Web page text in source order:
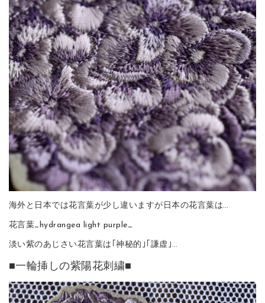
海外と日本では花言葉が少し違いますが日本の花言葉は…
花言葉_hydrangea light purple_
淡い紫のあじさい花言葉は｢神秘的｣｢謙虚｣…
■一輪挿しの紫陽花刺繍■